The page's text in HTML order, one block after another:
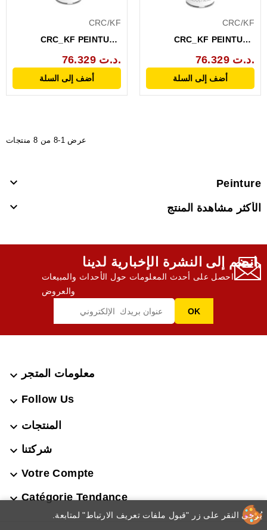
CRC/KF
CRC_KF PEINTURE
3000...76.329 د.ت.
أضف إلى السلة
CRC/KF
CRC_KF PEINTURE
RAL...76.329 د.ت.
أضف إلى السلة
عرض 1-8 من 8 منتجات
Peinture

الأكثر مشاهدة المنتج 
انضم إلى النشرة الإخبارية لدينا,
احصل على أحدث المعلومات حول الأحداث والمبيعات
والعروض
معلومات المتجر 
Follow Us

المنتجات 
شركتنا 
Votre Compte

Catégorie Tendance
